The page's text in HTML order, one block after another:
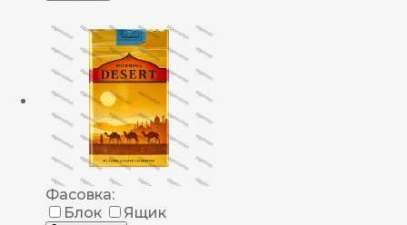
Фасовка:
Блок
Ящик